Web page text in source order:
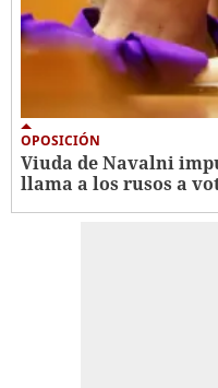
OPOSICIÓN
Viuda de Navalni
llama a los rusos a